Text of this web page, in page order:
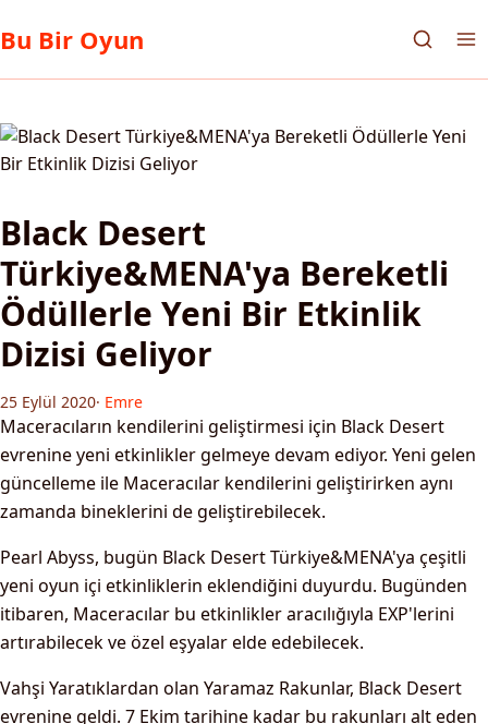
Bu Bir Oyun
Black Desert
Türkiye&MENA'ya Bereketli
Ödüllerle Yeni Bir Etkinlik
Dizisi Geliyor
25 Eylül 2020· Emre
Maceracıların kendilerini geliştirmesi için Black Desert
evrenine yeni etkinlikler gelmeye devam ediyor. Yeni gelen
güncelleme ile Maceracılar kendilerini geliştirirken aynı
zamanda bineklerini de geliştirebilecek.
Pearl Abyss, bugün Black Desert Türkiye&MENA'ya çeşitli
yeni oyun içi etkinliklerin eklendiğini duyurdu. Bugünden
itibaren, Maceracılar bu etkinlikler aracılığıyla EXP'lerini
artırabilecek ve özel eşyalar elde edebilecek.
Vahşi Yaratıklardan olan Yaramaz Rakunlar, Black Desert
evrenine geldi. 7 Ekim tarihine kadar bu rakunları alt eden